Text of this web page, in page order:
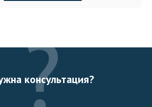
консультация?